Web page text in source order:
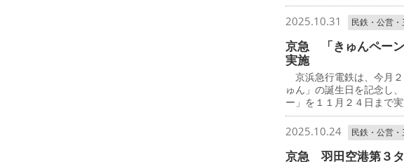
2025.10.31 民鉄・公営・
京急 「きゅんペー
実施
京浜急行電鉄は、今月
ゅん」の誕生日を記念し
ー」を１１月２４日まで
2025.10.24 民鉄・公営・
京急 羽田空港第３